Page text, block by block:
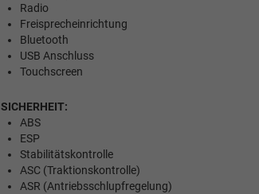
Radio
Freisprecheinrichtung
Bluetooth
USB Anschluss
Touchscreen
SICHERHEIT:
ABS
ESP
Stabilitätskontrolle
ASC (Traktionskontrolle)
ASR (Antriebsschlupfregelung)